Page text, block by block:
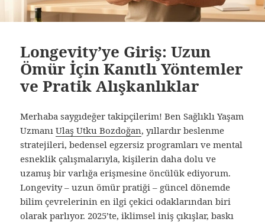
Longevity’ye Giriş: Uzun
Ömür İçin Kanıtlı Yöntemler
ve Pratik Alışkanlıklar
Merhaba saygıdeğer takipçilerim! Ben Sağlıklı Yaşam
UzmanıUlaş Utku Bozdoğan, yıllardır beslenme
stratejileri, bedensel egzersiz programları ve mental
esneklik çalışmalarıyla, kişilerin daha dolu ve
uzamış bir varlığa erişmesine öncülük ediyorum.
Longevity – uzun ömür pratiği – güncel dönemde
bilim çevrelerinin en ilgi çekici odaklarından biri
olarak parlıyor. 2025’te, iklimsel iniş çıkışlar, baskı